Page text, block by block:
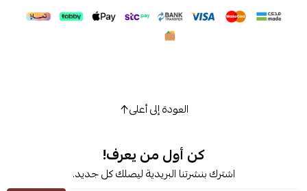
العودة إلى أعلى
كن أول من يعرف!
اشترك بنشرتنا البريدية ليصلك كل جديد.